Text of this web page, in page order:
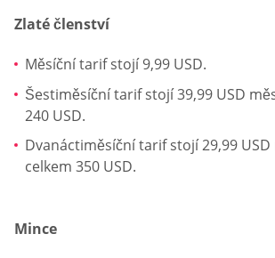
Zlaté členství
Měsíční tarif stojí 9,99 USD.
Šestiměsíční tarif stojí 39,99 USD
240 USD.
Dvanáctiměsíční tarif stojí 29,99 USD
celkem 350 USD.
Mince